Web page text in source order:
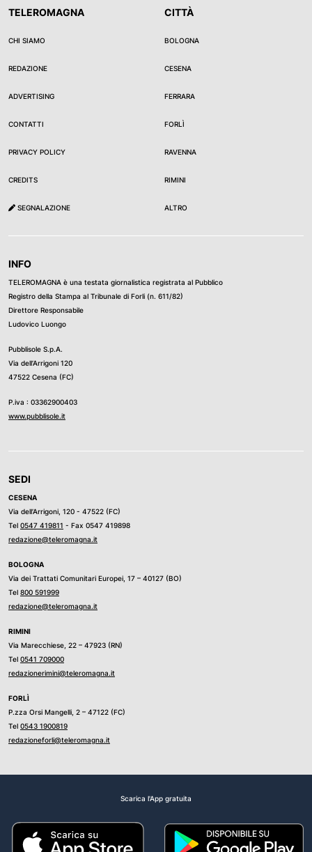
TELEROMAGNA
CHI SIAMO
REDAZIONE
ADVERTISING
CONTATTI
PRIVACY POLICY
CREDITS
SEGNALAZIONE
CITTÀ
BOLOGNA
CESENA
FERRARA
FORLÌ
RAVENNA
RIMINI
ALTRO
INFO
TELEROMAGNA è una testata giornalistica registrata al Pubblico
Registro della Stampa al Tribunale di Forli (n. 611/82)
Direttore Responsabile
Ludovico Luongo
Pubblisole S.p.A.
Via dell’Arrigoni 120
47522 Cesena (FC)
P.iva : 03362900403
www.pubblisole.it
SEDI
CESENA
Via dell’Arrigoni, 120 - 47522 (FC)
Tel 0547 419811 - Fax 0547 419898
redazione@teleromagna.it
BOLOGNA
Via dei Trattati Comunitari Europei, 17 – 40127 (BO)
Tel 800 591999
redazione@teleromagna.it
RIMINI
Via Marecchiese, 22 – 47923 (RN)
Tel 0541 709000
redazionerimini@teleromagna.it
FORLÌ
P.zza Orsi Mangelli, 2 – 47122 (FC)
Tel 0543 1900819
redazioneforli@teleromagna.it
Scarica l'App gratuita